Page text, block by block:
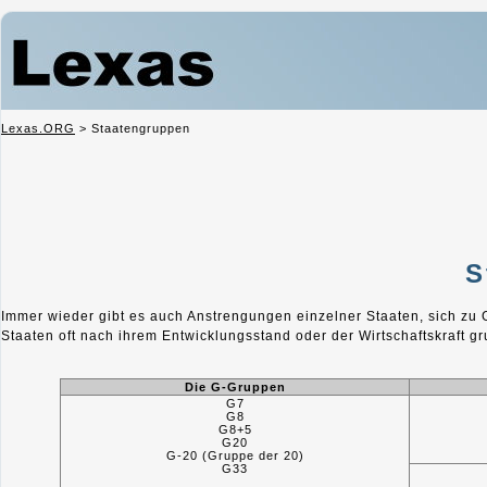
Lexas.ORG > Staatengruppen
Immer wieder gibt es auch Anstrengungen einzelner Staaten, sich
Staaten oft nach ihrem Entwicklungsstand oder der Wirtschaftskraft
Die G-Gruppen
G7
G8
G8+5
G20
G-20 (Gruppe der 20)
G33